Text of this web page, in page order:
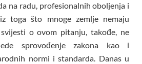
na radu, profesionalnih oboljenja i
toga što mnoge zemlje nemaju
o ovom pitanju, takođe, ne
sprovođenje zakona kao i
normi i standarda. Danas u